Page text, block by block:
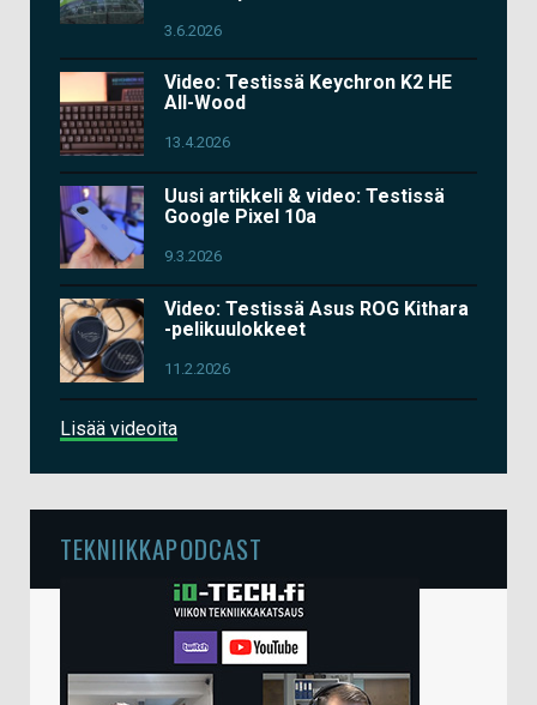
3.6.2026
Video: Testissä Keychron K2 HE
All-Wood
13.4.2026
Uusi artikkeli & video: Testissä
Google Pixel 10a
9.3.2026
Video: Testissä Asus ROG Kithara
-pelikuulokkeet
11.2.2026
Lisää videoita
TEKNIIKKAPODCAST